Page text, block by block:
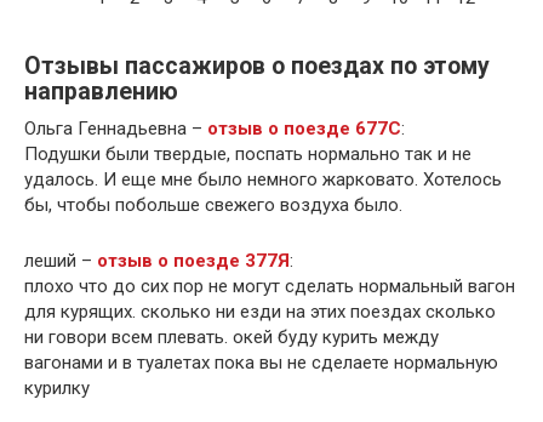
Отзывы пассажиров о поездах по этому
направлению
Ольга Геннадьевна – отзыв о поезде 677С:
Подушки были твердые, поспать нормально так и не
удалось. И еще мне было немного жарковато. Хотелось
бы, чтобы побольше свежего воздуха было.
леший – отзыв о поезде 377Я:
плохо что до сих пор не могут сделать нормальный вагон
для курящих. сколько ни езди на этих поездах сколько
ни говори всем плевать. окей буду курить между
вагонами и в туалетах пока вы не сделаете нормальную
курилку